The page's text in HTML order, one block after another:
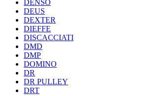
DENSO
DEUS
DEXTER
DIEFFE
DISCACCIATI
DMD
DMP
DOMINO
DR
DR PULLEY
DRT